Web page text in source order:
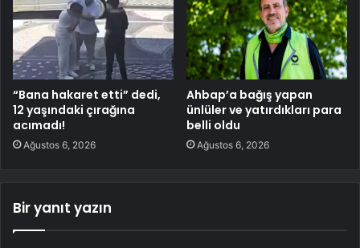
“Bana hakaret etti” dedi,
12 yaşındaki çırağına
acımadı!
Ağustos 6, 2026
Ahbap’a bağış yapan
ünlüler ve yatırdıkları para
belli oldu
Ağustos 6, 2026
Bir yanıt yazın